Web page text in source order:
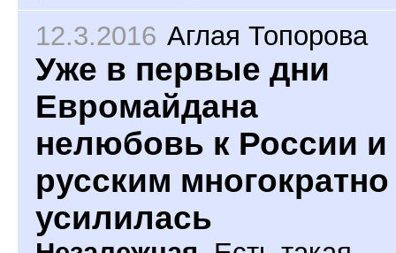
12.3.2016 Аглая Топорова
Уже в первые дни
Евромайдана
нелюбовь к России и
русским многократно
усилилась